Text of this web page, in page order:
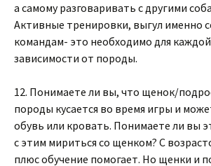
а самому разговаривать с другими
Активные тренировки, выгул именно
командам- это необходимо для
зависимости от породы.
12. Понимаете ли вы, что щенок/
породы кусается во время игры и
обувь или кровать. Понимаете ли вы
с этим мириться со щенком? С
плюс обучение помогает. Но щенки и